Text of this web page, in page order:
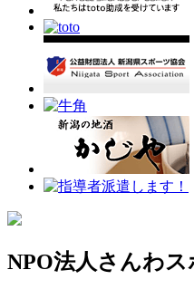
NPO法人さんわ